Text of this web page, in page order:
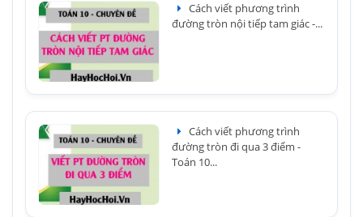
Cách viết phương trình
đường tròn nội tiếp tam giác -...
Cách viết phương trình
đường tròn đi qua 3 điểm -
Toán 10...